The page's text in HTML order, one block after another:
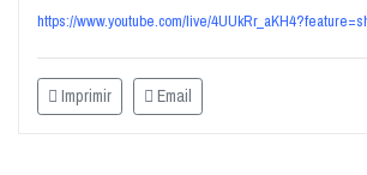
https://www.youtube.com/live/
Imprimir Email